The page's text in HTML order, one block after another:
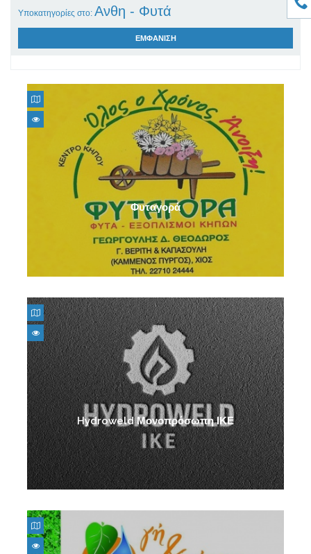
Υποκατηγορίες στο: Ανθη - Φυτά
ΕΜΦΑΝΙΣΗ
Ανθοπωλεία
Δασολόγοι - Περιβαλλοντολόγοι
Αρχιτεκτονική κήπου
Γεωπόνοι
Γεωργικα είδη
Λιπάσματα - Φυτοφάρμακα
Κηπευτικά
Γεωργικά μηχανήματα
Φυταγορά
Hydroweld Μονοπρόσωπη ΙΚΕ